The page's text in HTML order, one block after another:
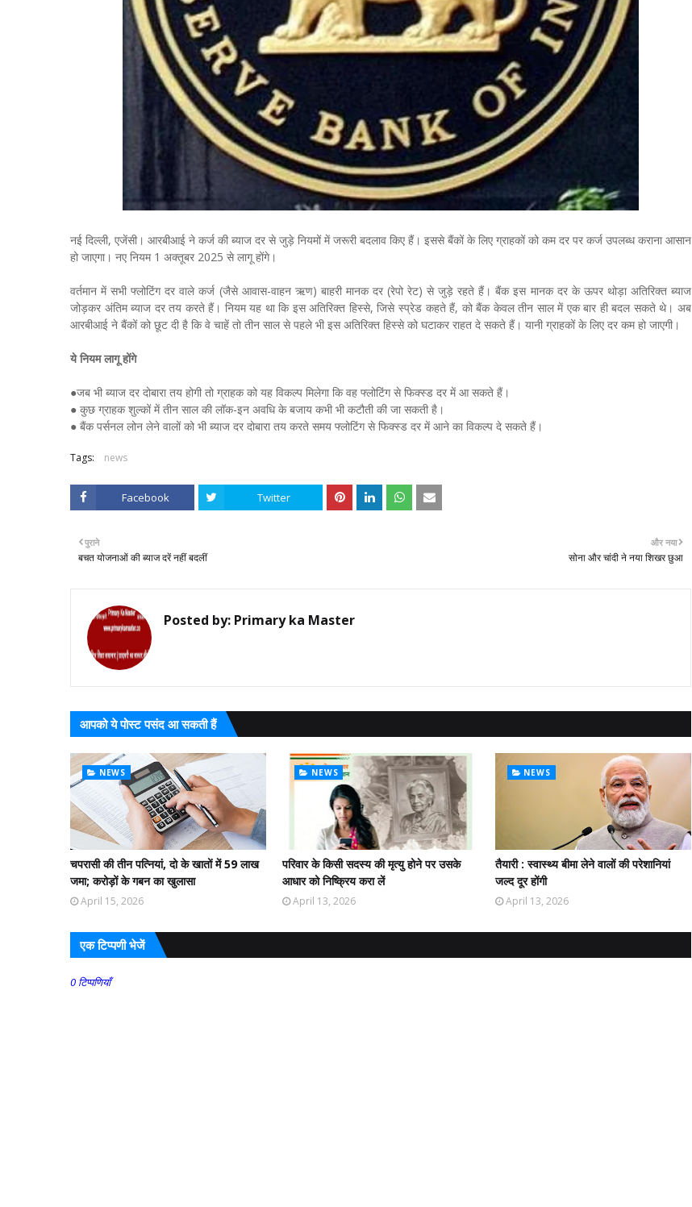
नई दिल्ली, एजेंसी। आरबीआई ने कर्ज की ब्याज दर से जुड़े नियमों में जरूरी बदलाव किए हैं। इससे बैंकों के लिए ग्राहकों को कम दर पर कर्ज उपलब्ध कराना आसान
हो जाएगा। नए नियम 1 अक्तूबर 2025 से लागू होंगे।
वर्तमान में सभी फ्लोटिंग दर वाले कर्ज (जैसे आवास-वाहन ऋण) बाहरी मानक दर (रेपो रेट) से जुड़े रहते हैं। बैंक इस मानक दर के ऊपर थोड़ा अतिरिक्त ब्याज
जोड़कर अंतिम ब्याज दर तय करते हैं। नियम यह था कि इस अतिरिक्त हिस्से, जिसे स्प्रेड कहते हैं, को बैंक केवल तीन साल में एक बार ही बदल सकते थे। अब
आरबीआई ने बैंकों को छूट दी है कि वे चाहें तो तीन साल से पहले भी इस अतिरिक्त हिस्से को घटाकर राहत दे सकते हैं। यानी ग्राहकों के लिए दर कम हो जाएगी।
ये नियम लागू होंगे
●जब भी ब्याज दर दोबारा तय होगी तो ग्राहक को यह विकल्प मिलेगा कि वह फ्लोटिंग से फिक्स्ड दर में आ सकते हैं।
● कुछ ग्राहक शुल्कों में तीन साल की लॉक-इन अवधि के बजाय कभी भी कटौती की जा सकती है।
● बैंक पर्सनल लोन लेने वालों को भी ब्याज दर दोबारा तय करते समय फ्लोटिंग से फिक्स्ड दर में आने का विकल्प दे सकते हैं।
Tags: news
Facebook Twitter
और नया
सोना और चांदी ने नया शिखर छुआ
पुराने
बचत योजनाओं की ब्याज दरें नहीं बदलीं
Posted by: Primary ka Master
आपको ये पोस्ट पसंद आ सकती हैं
NEWS
चपरासी की तीन पत्नियां, दो के खातों में 59 लाख
जमा; करोड़ों के गबन का खुलासा
April 15, 2026
NEWS
परिवार के किसी सदस्य की मृत्यु होने पर उसके
आधार को निष्क्रिय करा लें
April 13, 2026
NEWS
तैयारी : स्वास्थ्य बीमा लेने वालों की परेशानियां
जल्द दूर होंगी
April 13, 2026
एक टिप्पणी भेजें
0 टिप्पणियाँ